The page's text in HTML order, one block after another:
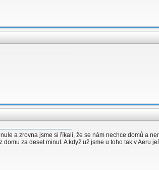
a zrovna jsme si říkali, že se nám nechce domů a
za deset minut. A když už jsme u toho tak v Aeru